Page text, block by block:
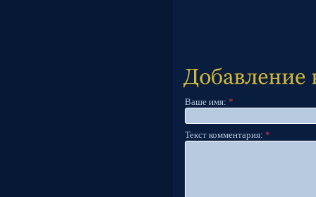
Ваше имя: *
Текст комментария: *